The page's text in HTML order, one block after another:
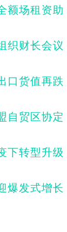
额场租资
织财长会
口货值再
自贸区协
下转型升
爆发式增